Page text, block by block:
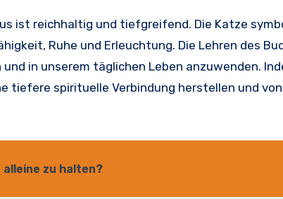
ist reichhaltig und tiefgreifend. Die Katze
Ruhe und Erleuchtung. Die Lehren des
in unserem täglichen Leben anzuwenden.
tiefere spirituelle Verbindung herstellen und
zu halten?